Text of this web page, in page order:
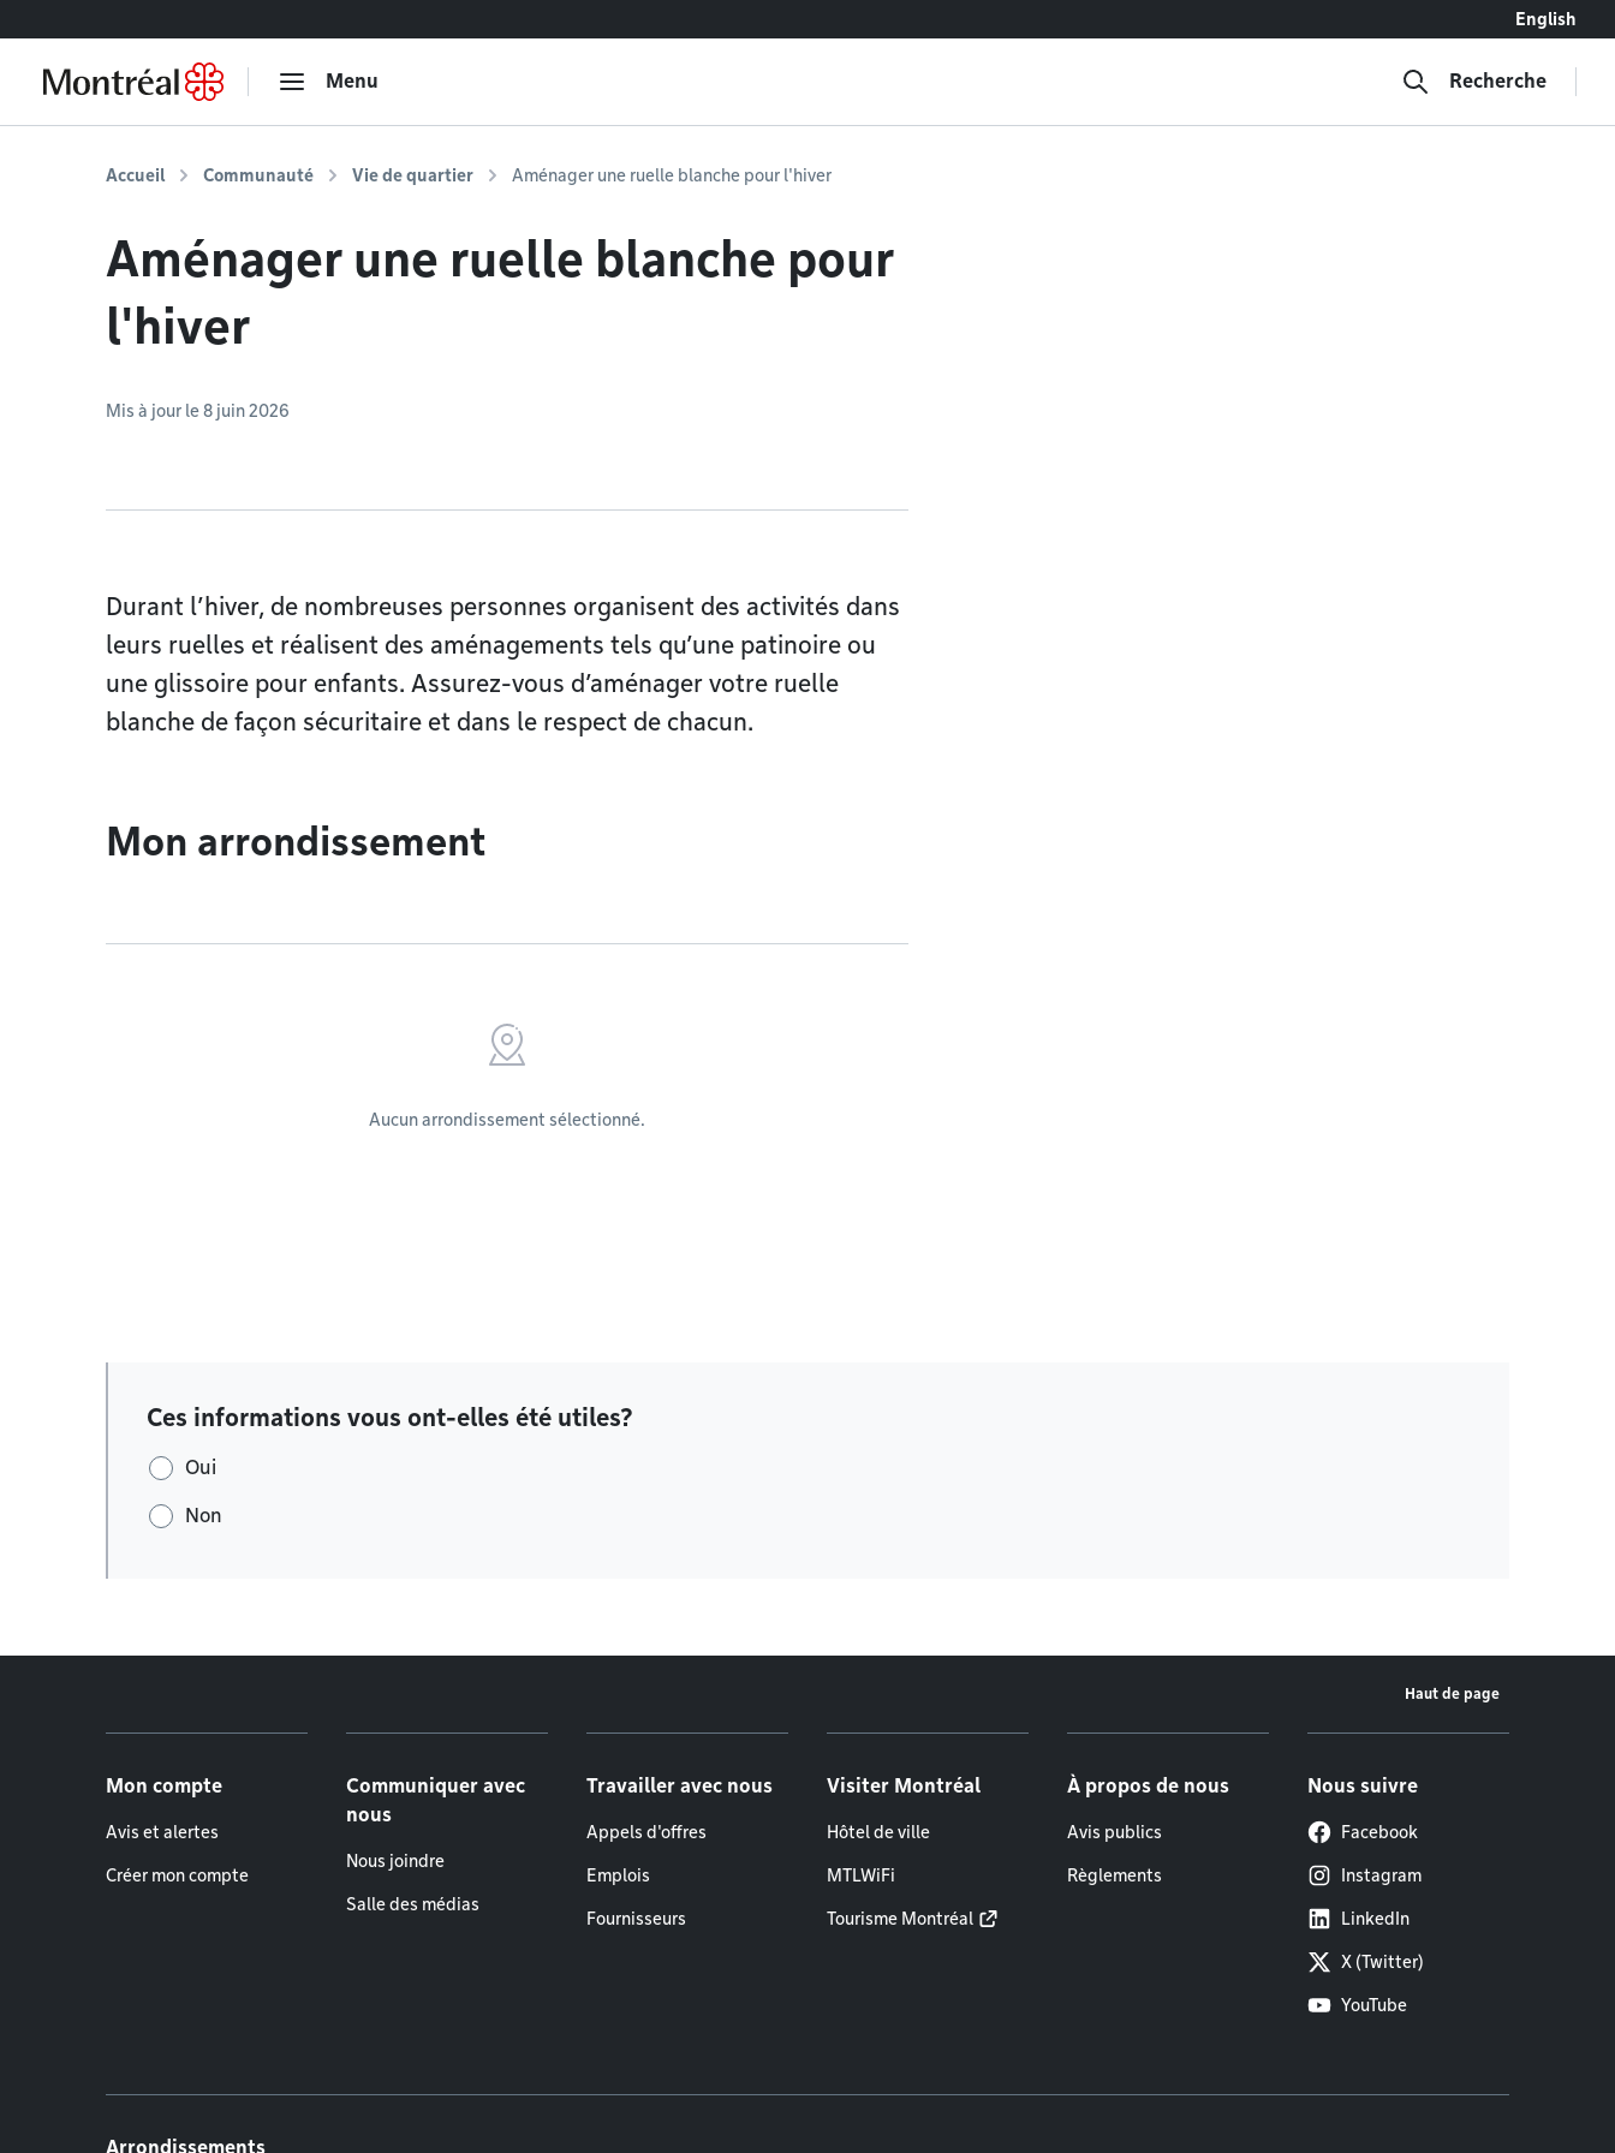
English
Menu Recherche
Accueil Communauté Vie de quartier Aménager une ruelle blanche pour l'hiver
Aménager une ruelle blanche pour
l'hiver
Mis à jour le 8 juin 2026
Durant l’hiver, de nombreuses personnes organisent des activités dans
leurs ruelles et réalisent des aménagements tels qu’une patinoire ou
une glissoire pour enfants. Assurez-vous d’aménager votre ruelle
blanche de façon sécuritaire et dans le respect de chacun.
Mon arrondissement
Aucun arrondissement sélectionné.
Ces informations vous ont-elles été utiles?
Oui
Non
Haut de page
Mon compte
Avis et alertes
Créer mon compte
Communiquer avec
nous
Nous joindre
Salle des médias
Travailler avec nous
Appels d'offres
Emplois
Fournisseurs
Visiter Montréal
Hôtel de ville
MTLWiFi
Tourisme Montréal
À propos de nous
Avis publics
Règlements
Nous suivre
Facebook
Instagram
LinkedIn
X (Twitter)
YouTube
Arrondissements